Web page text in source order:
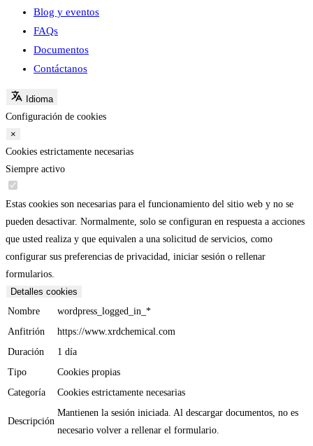
Blog y eventos
FAQs
Documentos
Contáctanos
Idioma
Configuración de cookies
×
Cookies estrictamente necesarias
Siempre activo
Estas cookies son necesarias para el funcionamiento del sitio web y no se
pueden desactivar. Normalmente, solo se configuran en respuesta a acciones
que usted realiza y que equivalen a una solicitud de servicios, como
configurar sus preferencias de privacidad, iniciar sesión o rellenar
formularios.
Detalles cookies
Nombre
wordpress_logged_in_*
Anfitrión
https://www.xrdchemical.com
Duración
1 día
Tipo
Cookies propias
Categoría
Cookies estrictamente necesarias
Descripción
Mantienen la sesión iniciada. Al descargar documentos, no es
necesario volver a rellenar el formulario.